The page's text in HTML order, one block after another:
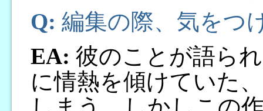
Q: 編集の際、気をつ
EA: 彼のことが語ら
に情熱を傾けていた